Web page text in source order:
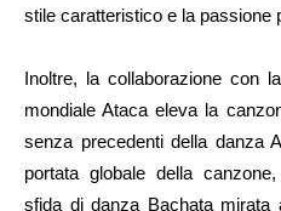
stile caratteristico e la passione
Inoltre, la collaborazione con
mondiale Ataca eleva la
senza precedenti della danza
portata globale della
sfida di danza Bachata